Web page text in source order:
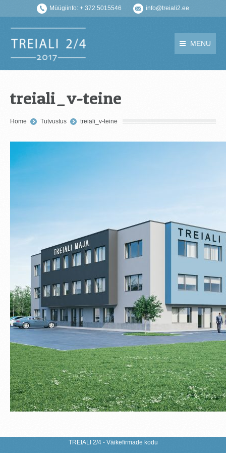
Müügiinfo: + 372 5015546 info@treiali2.ee
MENU
treiali_v-teine
You are here:
Home Tutvustus treiali_v-teine
TREIALI 2/4 - Väikefirmade kodu